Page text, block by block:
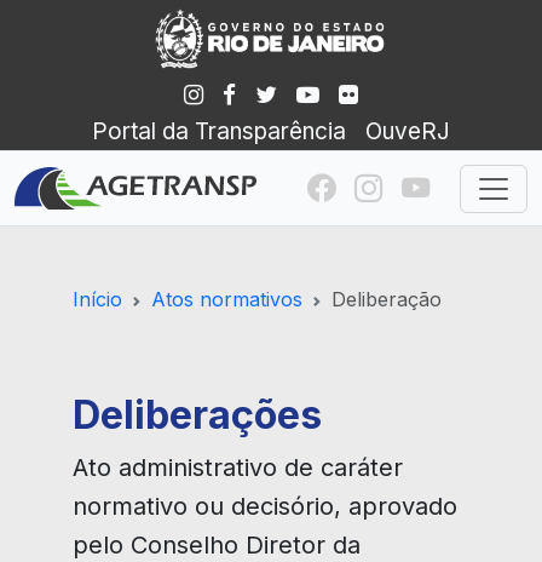
Portal da Transparência OuveRJ
Início Atos normativos Deliberação
Deliberações
Ato administrativo de caráter
normativo ou decisório, aprovado
pelo Conselho Diretor da